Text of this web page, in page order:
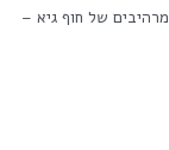
של חוף גיא –